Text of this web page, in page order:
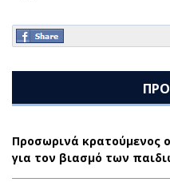
Προσωρινά κρατούμενος
για τον βιασμό των